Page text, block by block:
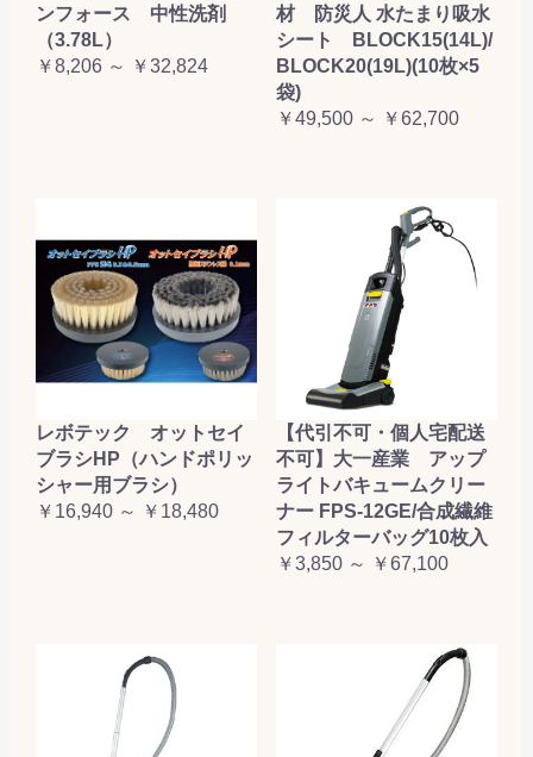
ンフォース 中性洗剤
（3.78L）
￥8,206 ～ ￥32,824
材 防災人 水たまり吸水
シート BLOCK15(14L)/
BLOCK20(19L)(10枚×5
袋)
￥49,500 ～ ￥62,700
レボテック オットセイ
ブラシHP（ハンドポリッ
シャー用ブラシ）
￥16,940 ～ ￥18,480
【代引不可・個人宅配送
不可】大一産業 アップ
ライトバキュームクリー
ナー FPS-12GE/合成繊維
フィルターバッグ10枚入
￥3,850 ～ ￥67,100